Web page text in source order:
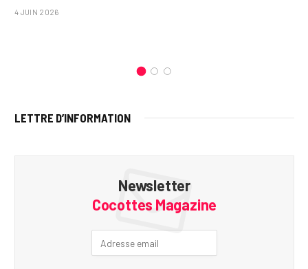
4 JUIN 2026
LETTRE D’INFORMATION
Newsletter
Cocottes Magazine